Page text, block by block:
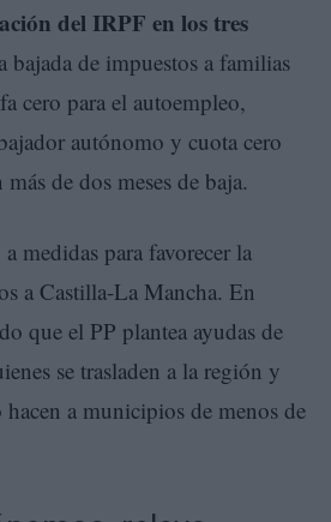
del IRPF en los tres
bajada de impuestos a familias
cero para el autoempleo,
autónomo y cuota cero
de dos meses de baja.
medidas para favorecer la
a Castilla-La Mancha. En
que el PP plantea ayudas de
se trasladen a la región y
hacen a municipios de menos de